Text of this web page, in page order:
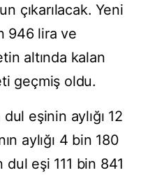
çıkarılacak. Yeni
946 lira ve
altında kalan
geçmiş oldu.
eşinin aylığı 12
aylığı 4 bin 180
eşi 111 bin 841